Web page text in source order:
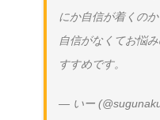
にか自信が着くのか
自信がなくてお悩
すすめです。
— いー